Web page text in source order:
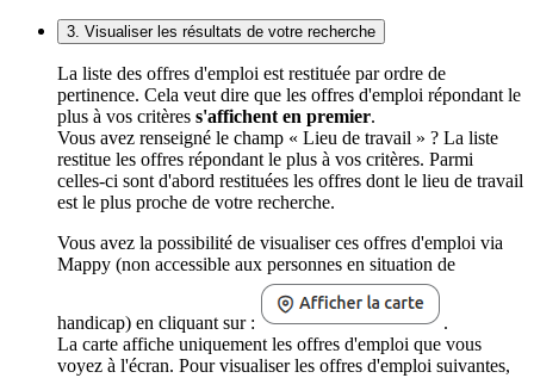
3. Visualiser les résultats de votre recherche
La liste des offres d'emploi est restituée par ordre de
pertinence. Cela veut dire que les offres d'emploi répondant le
plus à vos critères s'affichent en premier.
Vous avez renseigné le champ « Lieu de travail » ? La liste
restitue les offres répondant le plus à vos critères. Parmi
celles-ci sont d'abord restituées les offres dont le lieu de travail
est le plus proche de votre recherche.
Vous avez la possibilité de visualiser ces offres d'emploi via
Mappy (non accessible aux personnes en situation de
handicap) en cliquant sur :
.
La carte affiche uniquement les offres d'emploi que vous
voyez à l'écran. Pour visualiser les offres d'emploi suivantes,